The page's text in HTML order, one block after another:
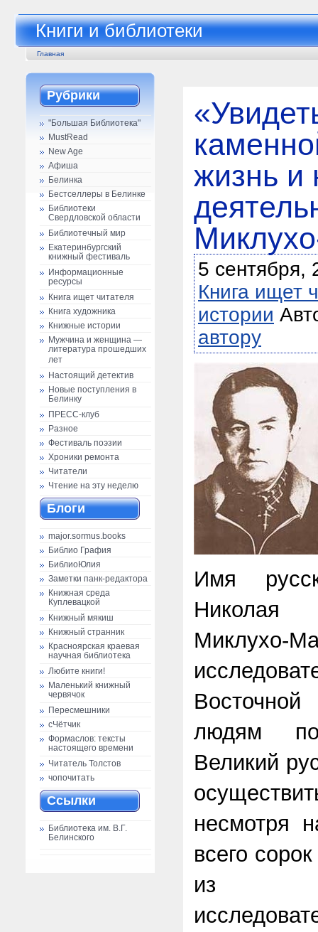
Книги и библиотеки
Главная
Рубрики
"Большая Библиотека"
MustRead
New Age
Афиша
Белинка
Бестселлеры в Белинке
Библиотеки
Свердловской области
Библиотечный мир
Екатеринбургский
книжный фестиваль
Информационные
ресурсы
Книга ищет читателя
Книга художника
Книжные истории
Мужчина и женщина —
литература прошедших
лет
Настоящий детектив
Новые поступления в
Белинку
ПРЕСС-клуб
Разное
Фестиваль поэзии
Хроники ремонта
Читатели
Чтение на эту неделю
Блоги
major.sormus.books
Библио Графия
БиблиоЮлия
Заметки панк-редактора
Книжная среда
Куплевацкой
Книжный мякиш
Книжный странник
Красноярская краевая
научная библиотека
Любите книги!
Маленький книжный
червячок
Пересмешники
сЧётчик
Формаслов: тексты
настоящего времени
Читатель Толстов
чопочитать
Ссылки
Библиотека им. В.Г.
Белинского
жизнь и
5 сентября,
Книга ищет
истории
автору
Имя
Миклухо-
людям
Великий
несмотря
всего
из